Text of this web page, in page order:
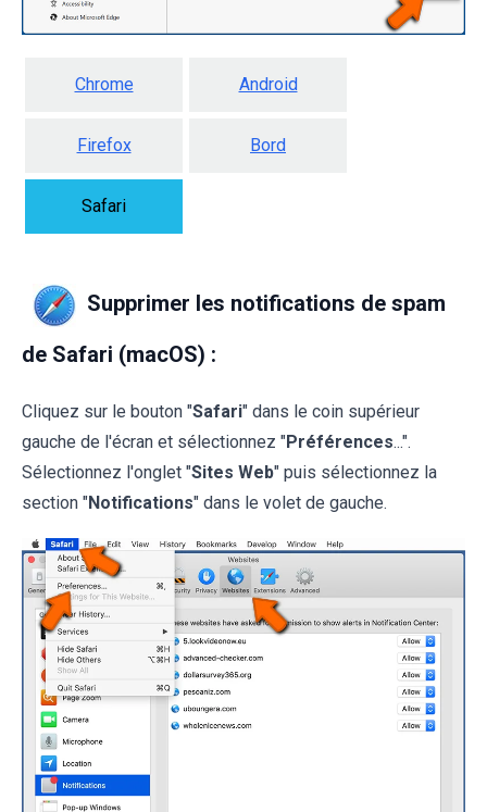
Chrome Android
Firefox Bord
Safari
Supprimer les notifications de spam
de Safari (macOS) :
Cliquez sur le bouton "Safari" dans le coin supérieur
gauche de l'écran et sélectionnez "Préférences...".
Sélectionnez l'onglet "Sites Web" puis sélectionnez la
section "Notifications" dans le volet de gauche.